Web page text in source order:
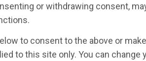
or withdrawing consent,
to consent to the above or
to this site only. You can